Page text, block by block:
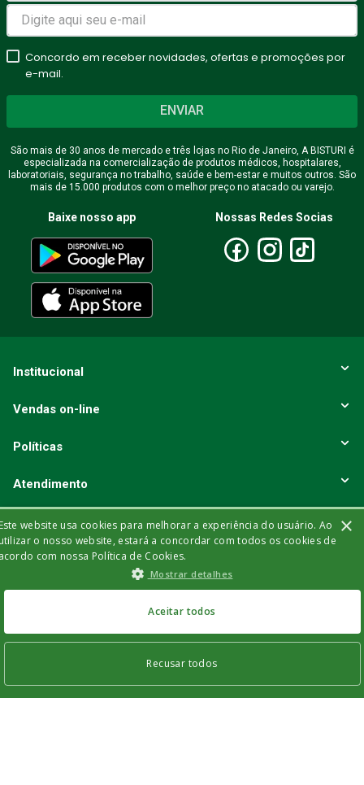
INDISPONÍVEL
Avalie o produto de 1 a 5
estrelas
★★★★★
Seu nome
Endereço de email
Escreva uma avaliação
ENVIAR AVALIAÇÃO
Concordo em receber novidades, ofertas e promoções por
e-mail.
ENVIAR
São mais de 30 anos de mercado e três lojas no Rio de Janeiro, A BISTURI é
especializada na comercialização de produtos médicos, hospitalares,
laboratoriais, segurança no trabalho, saúde e bem-estar e muitos outros. São
mais de 15.000 produtos com o melhor preço no atacado ou varejo.
Baixe nosso app Nossas Redes Socias
Institucional
Vendas on-line
Políticas
Atendimento
Formas de Pagamento
Parcele em até 6x sem juros nos cartões de crédito
×
website usa cookies para melhorar a experiência do usuário. Ao
o nosso website, estará a concordar com todos os cookies de
com nossa Política de Cookies.
Mostrar detalhes
Aceitar todos
Recusar todos